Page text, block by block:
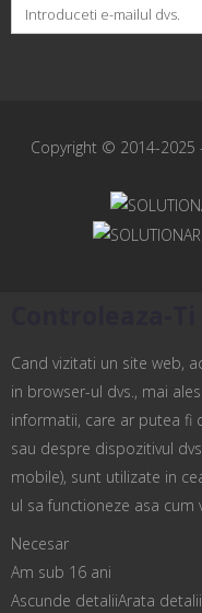
Copyright © 2014-2025
Cand vizitati un site web,
in browser-ul dvs., mai
informatii, care ar putea fi
sau despre dispozitivul
mobile), sunt utilizate in
ul sa functioneze asa cum
Necesar
Am sub 16 ani
Ascunde detaliiArata detalii